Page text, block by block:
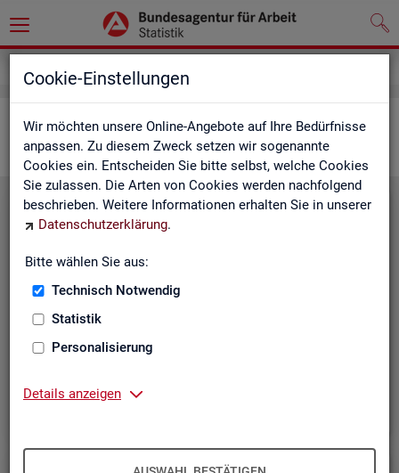
Cookie-Einstellungen
Wir möchten unsere Online-Angebote auf Ihre Bedürfnisse
anpassen. Zu diesem Zweck setzen wir sogenannte
Cookies ein. Entscheiden Sie bitte selbst, welche Cookies
Sie zulassen. Die Arten von Cookies werden nachfolgend
beschrieben. Weitere Informationen erhalten Sie in unserer
Datenschutzerklärung.
Bitte wählen Sie aus:
Technisch Notwendig
Statistik
Personalisierung
Details anzeigen
Ar­beits­markt im Über­blick
Eck­wer­te Ar­beits­markt
Eck­wer­te Ar­beits­markt